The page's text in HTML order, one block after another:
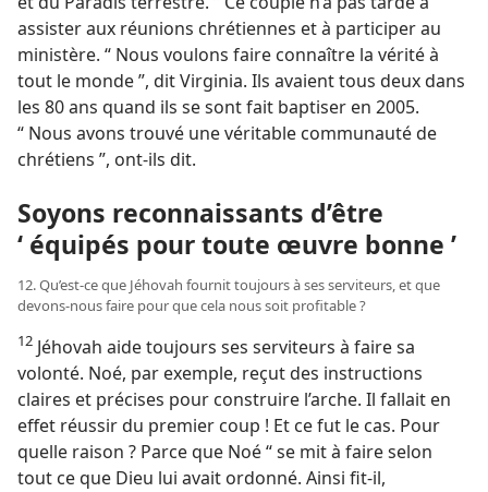
assister aux réunions chrétiennes et à participer au
ministère. “ Nous voulons faire connaître la vérité à
tout le monde ”, dit Virginia. Ils avaient tous deux dans
les 80 ans quand ils se sont fait baptiser en 2005.
“ Nous avons trouvé une véritable communauté de
chrétiens ”, ont-​ils dit.
Soyons reconnaissants d’être
‘ équipés pour toute œuvre bonne ’
12. Qu’est-​ce que Jéhovah fournit toujours à ses serviteurs, et que
devons-​nous faire pour que cela nous soit profitable ?
12 Jéhovah aide toujours ses serviteurs à faire sa
volonté. Noé, par exemple, reçut des instructions
claires et précises pour construire l’arche. Il fallait en
effet réussir du premier coup ! Et ce fut le cas. Pour
quelle raison ? Parce que Noé “ se mit à faire selon
tout ce que Dieu lui avait ordonné. Ainsi fit-​il,